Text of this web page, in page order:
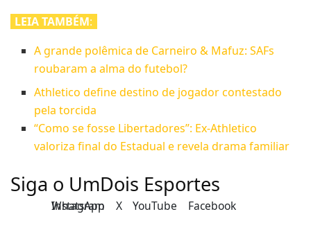
LEIA TAMBÉM:
A grande polêmica de Carneiro & Mafuz: SAFs
roubaram a alma do futebol?
Athletico define destino de jogador contestado
pela torcida
“Como se fosse Libertadores”: Ex-Athletico
valoriza final do Estadual e revela drama familiar
Siga o UmDois Esportes
Instagram X YouTube Facebook
WhatsApp